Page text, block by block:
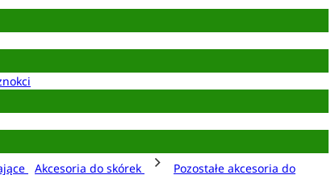
Akcesoria do skórek
Pozostałe akcesoria do